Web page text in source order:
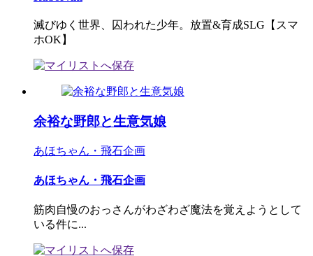
滅びゆく世界、囚われた少年。放置&育成SLG【スマ
ホOK】
余裕な野郎と生意気娘
あほちゃん・飛石企画
あほちゃん・飛石企画
筋肉自慢のおっさんがわざわざ魔法を覚えようとして
いる件に...